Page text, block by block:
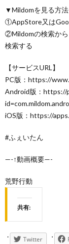
▼Mildomを見る方法
①AppStore又は
②Mildomの検索から
検索する
【サービスURL】
PC版：https://
Android版：https://
iOS版：https://
#ふぇいたん
—-↑動画概要—-
荒野行動
共有:
Twitter